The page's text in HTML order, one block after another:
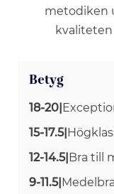
metodiken
Betyg
18-20|
15-17.5|
12-14.5|Bra till
9-11.5|